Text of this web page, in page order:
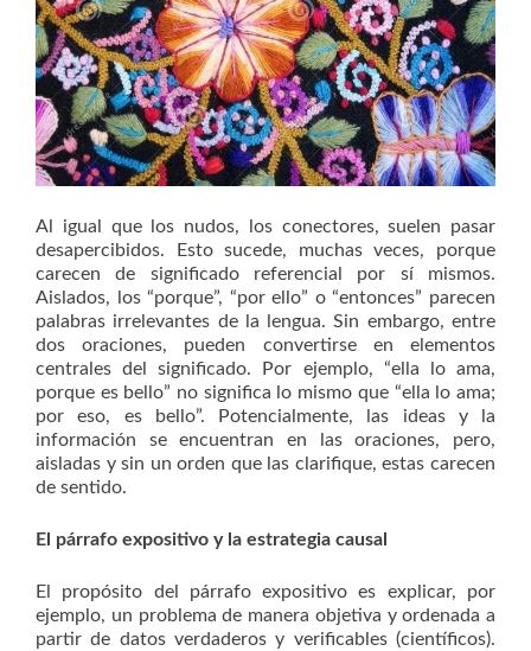
Al igual que los nudos, los conectores, suelen pasar
desapercibidos. Esto sucede, muchas veces, porque
carecen de significado referencial por sí mismos.
Aislados, los “porque”, “por ello” o “entonces” parecen
palabras irrelevantes de la lengua. Sin embargo, entre
dos oraciones, pueden convertirse en elementos
centrales del significado. Por ejemplo, “ella lo ama,
porque es bello” no significa lo mismo que “ella lo ama;
por eso, es bello”. Potencialmente, las ideas y la
información se encuentran en las oraciones, pero,
aisladas y sin un orden que las clarifique, estas carecen
de sentido.
El párrafo expositivo y la estrategia causal
El propósito del párrafo expositivo es explicar, por
ejemplo, un problema de manera objetiva y ordenada a
partir de datos verdaderos y verificables (científicos).